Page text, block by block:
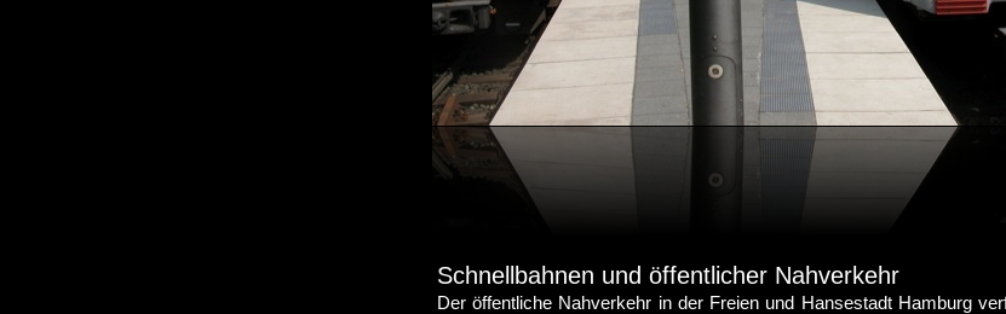
Schnellbahnen und öffentlicher Nahverkehr
Der öffentliche Nahverkehr in der Freien und Hansestadt Hamburg